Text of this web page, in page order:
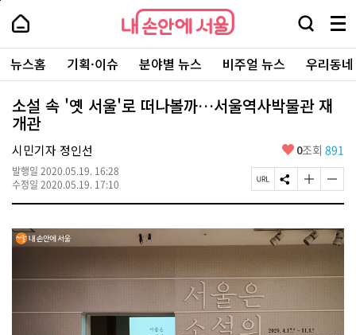
본
로
가
내
손
안
에
서
울
-
서
울
시
대
표
소
통
포
내
손
에
울
검
창
열
기
메
뉴
전
체
보
주
요
서
뉴스홈 기획·이슈 분야별 뉴스 비주얼 뉴스 우리동
소설 속 '옛 서울'로 떠나볼까…서울역사박물관 재
개관
시민기자 정인선
발행일 2020.05.19. 16:28
수정일 2020.05.19. 17:10
좋
요
0조회 891
페
이
U
R
복
사
S
N
공
기
글
자
기
크
게
변
경
기
글
자
기
작
게
경
기
페
상
단
로